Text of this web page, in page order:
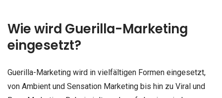
Wie wird Guerilla-Marketing
eingesetzt?
Guerilla-Marketing wird in vielfältigen Formen eingesetzt,
von Ambient und Sensation Marketing bis hin zu Viral und